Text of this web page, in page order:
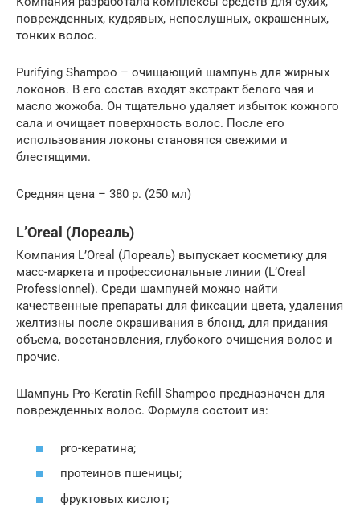
поврежденных, кудрявых, непослушных, окрашенных,
тонких волос.
Purifying Shampoo – очищающий шампунь для жирных
локонов. В его состав входят экстракт белого чая и
масло жожоба. Он тщательно удаляет избыток кожного
сала и очищает поверхность волос. После его
использования локоны становятся свежими и
блестящими.
Средняя цена – 380 р. (250 мл)
L’Oreal (Лореаль)
Компания L’Oreal (Лореаль) выпускает косметику для
масс-маркета и профессиональные линии (L’Oreal
Professionnel). Среди шампуней можно найти
качественные препараты для фиксации цвета, удаления
желтизны после окрашивания в блонд, для придания
объема, восстановления, глубокого очищения волос и
прочие.
Шампунь Pro-Keratin Refill Shampoo предназначен для
поврежденных волос. Формула состоит из:
pro-кератина;
протеинов пшеницы;
фруктовых кислот;